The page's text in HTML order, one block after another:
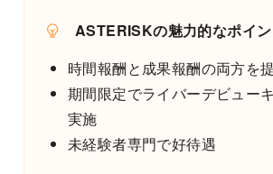
ASTERISKの魅力的なポイン
時間報酬と成果報酬の両方を
期間限定でライバーデビュー
実施
未経験者専門で好待遇